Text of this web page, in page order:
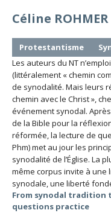
Céline ROHMER
Protestantisme
Les auteurs du NT
(littéralement « chemin
de synodalité. Mais leurs
chemin avec le Christ »,
événement synodal.
de la Bible pour la
réformée, la lecture de
Phm) met au jour les
synodalité de l’Église. La
même corpus invite à
synodale, une liberté
From synodal tradition
questions practice